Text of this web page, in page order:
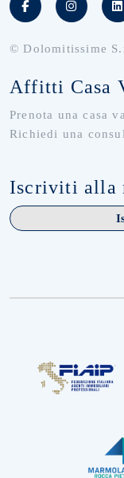
© Dolomitissime
Affitti Casa
Prenota una casa
Richiedi una
Iscriviti alla